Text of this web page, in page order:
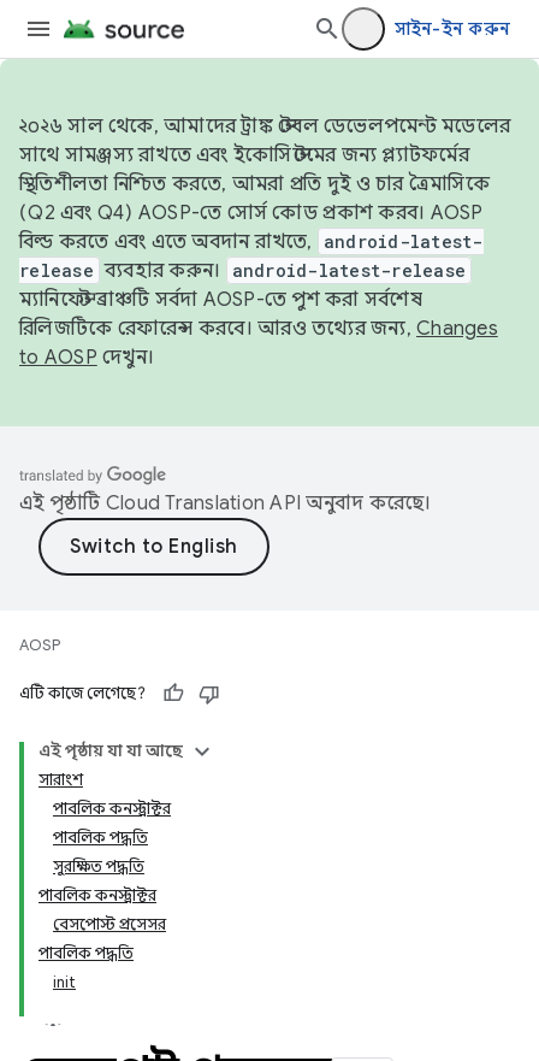
সাইন-ইন করুন
২০২৬ সাল থেকে, আমাদের ট্রাঙ্ক স্টেবল ডেভেলপমেন্ট মডেলের
সাথে সামঞ্জস্য রাখতে এবং ইকোসিস্টেমের জন্য প্ল্যাটফর্মের
স্থিতিশীলতা নিশ্চিত করতে, আমরা প্রতি দুই ও চার ত্রৈমাসিকে
(Q2 এবং Q4) AOSP-তে সোর্স কোড প্রকাশ করব। AOSP
বিল্ড করতে এবং এতে অবদান রাখতে,
android-latest-
release ব্যবহার করুন। android-latest-release
ম্যানিফেস্ট ব্রাঞ্চটি সর্বদা AOSP-তে পুশ করা সর্বশেষ
রিলিজটিকে রেফারেন্স করবে। আরও তথ্যের জন্য, Changes
to AOSP দেখুন।
এই পৃষ্ঠাটি Cloud Translation API অনুবাদ করেছে।
AOSP
এটি কাজে লেগেছে?
এই পৃষ্ঠায় যা যা আছে
সারাংশ
পাবলিক কনস্ট্রাক্টর
পাবলিক পদ্ধতি
সুরক্ষিত পদ্ধতি
পাবলিক কনস্ট্রাক্টর
বেসপোস্ট প্রসেসর
পাবলিক পদ্ধতি
init